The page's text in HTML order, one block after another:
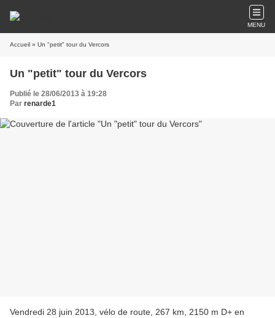
MENU
Accueil » Un "petit" tour du Vercors
Un "petit" tour du Vercors
Publié le 28/06/2013 à 19:28
Par renarde1
Vendredi 28 juin 2013, vélo de route, 267 km, 2150 m D+ en